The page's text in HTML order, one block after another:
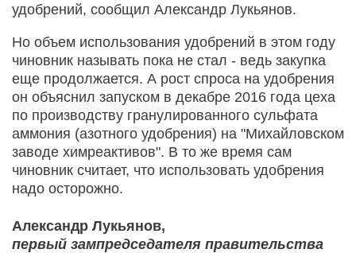
удобрений, сообщил Александр Лукьянов.
Но объем использования удобрений в этом году
чиновник называть пока не стал - ведь закупка
еще продолжается. А рост спроса на удобрения
он объяснил запуском в декабре 2016 года цеха
по производству гранулированного сульфата
аммония (азотного удобрения) на "Михайловском
заводе химреактивов". В то же время сам
чиновник считает, что использовать удобрения
надо осторожно.
Александр Лукьянов,
первый зампредседателя правительства